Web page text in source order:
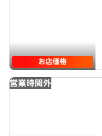
お店価格
営業時間外